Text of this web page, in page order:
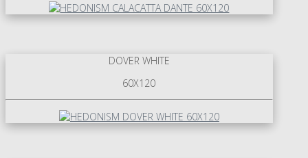
DOVER WHITE
60X120